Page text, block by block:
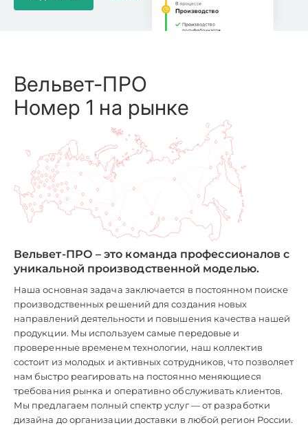
Вельвет-ПРО
Номер 1 на рынке
Вельвет-ПРО – это команда профессионалов с
уникальной производственной моделью.
Наша основная задача заключается в постоянном поиске
производственных решений для создания новых
направлений деятельности и повышения качества нашей
продукции. Мы используем самые передовые и
проверенные временем технологии, наш коллектив
состоит из молодых и активных сотрудников, что позволяет
нам быстро реагировать на постоянно меняющиеся
требования рынка и оперативно обслуживать клиентов.
Мы предлагаем полный спектр услуг — от разработки
дизайна до организации доставки в любой регион России.